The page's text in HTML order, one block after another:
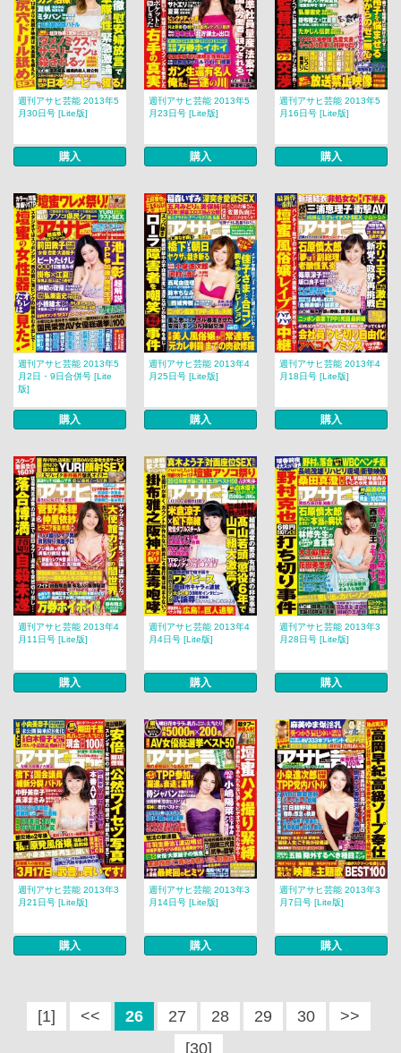
週刊アサヒ芸能 2013年5
月30日号 [Lite版]
購入
週刊アサヒ芸能 2013年5
月23日号 [Lite版]
購入
週刊アサヒ芸能 2013年5
月16日号 [Lite版]
購入
週刊アサヒ芸能 2013年5
月2日・9日合併号 [Lite
版]
購入
週刊アサヒ芸能 2013年4
月25日号 [Lite版]
購入
週刊アサヒ芸能 2013年4
月18日号 [Lite版]
購入
週刊アサヒ芸能 2013年4
月11日号 [Lite版]
購入
週刊アサヒ芸能 2013年4
月4日号 [Lite版]
購入
週刊アサヒ芸能 2013年3
月28日号 [Lite版]
購入
週刊アサヒ芸能 2013年3
月21日号 [Lite版]
購入
週刊アサヒ芸能 2013年3
月14日号 [Lite版]
購入
週刊アサヒ芸能 2013年3
月7日号 [Lite版]
購入
[1] << 26 27 28 29 30
>>
[30]